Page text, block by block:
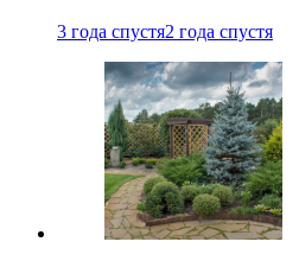
3 года спустя2 года спустя